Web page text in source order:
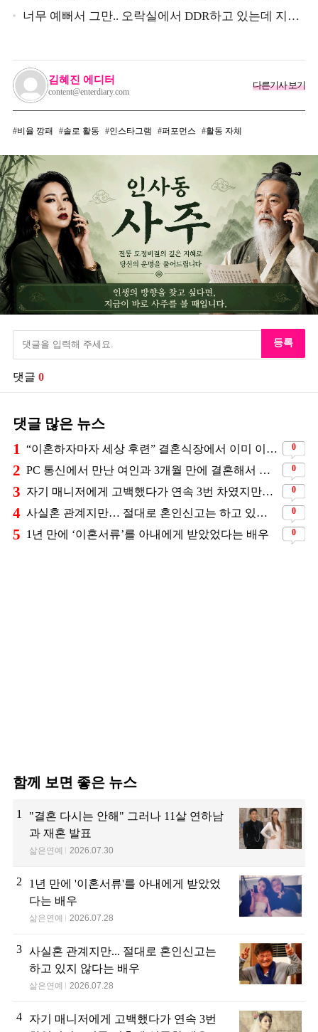
심 받았던 스타
너무 예뻐서 그만.. 오락실에서 DDR하고 있는데 지나
김혜진 에디터
content@enterdiary.com
다른기사 보기
비율 깡패 솔로 활동 인스타그램 퍼포먼스 활동 자체
등록
댓글 0
댓글 많은 뉴스
1 “이혼하자마자 세상 후련” 결혼식장에서 이미 이혼을 직감했었다는 배우 0
2 PC 통신에서 만난 여인과 3개월 만에 결혼해서 잘 살고 있는 배우 0
3 자기 매니저에게 고백했다가 연속 3번 차였지만… 결국 결혼에 성공한 배우 0
4 사실혼 관계지만… 절대로 혼인신고는 하고 있지 않다는 배우 0
5 1년 만에 ‘이혼서류’를 아내에게 받았었다는 배우 0
함께 보면 좋은 뉴스
1
"결혼 다시는 안해" 그러나 11살 연하남
과 재혼 발표
삶은연예 2026.07.30
2
1년 만에 '이혼서류'를 아내에게 받았었
다는 배우
삶은연예 2026.07.28
3 사실혼 관계지만... 절대로 혼인신고는
하고 있지 않다는 배우
삶은연예 2026.07.28
4
자기 매니저에게 고백했다가 연속 3번